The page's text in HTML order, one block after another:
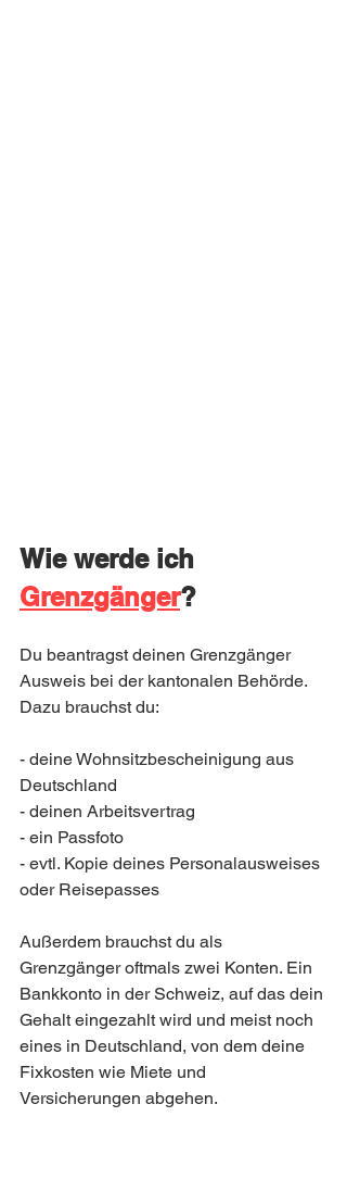
Wie werde ich
Grenzgänger?
Du beantragst deinen Grenzgänger
Ausweis bei der kantonalen Behörde.
Dazu brauchst du:
- deine Wohnsitzbescheinigung aus
Deutschland
- deinen Arbeitsvertrag
- ein Passfoto
- evtl. Kopie deines Personalausweises
oder Reisepasses
Außerdem brauchst du als
Grenzgänger oftmals zwei Konten. Ein
Bankkonto in der Schweiz, auf das dein
Gehalt eingezahlt wird und meist noch
eines in Deutschland, von dem deine
Fixkosten wie Miete und
Versicherungen abgehen.